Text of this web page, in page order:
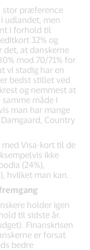
stor præference
udlandet, men
i forhold til
32% og
det, at danskerne
mod 70/71% for
vi stadig har en
bedst stillet ved
og nemmest at
måde i
man har mange
Country
Visa-kort til de
ikke
(24%),
hvilket man kan.
holder igen
til sidste år.
Finanskrisen
er forsat
bedre